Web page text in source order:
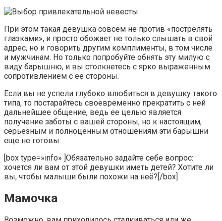
При этом такая девушка совсем не против «пострелять
глазками», и просто обожает не только слышать в свой
адрес, но и говорить другим комплименты, в том числе
и мужчинам. Но только попробуйте обнять эту милую с
виду барышню, и вы столкнетесь с ярко выраженным
сопротивлением с ее стороны.
Если вы не успели глубоко влюбиться в девушку такого
типа, то постарайтесь своевременно прекратить с ней
дальнейшее общение, ведь ее целью является
получение заботы с вашей стороны, но к настоящим,
серьезным и полноценным отношениям эти барышни
еще не готовы.
[box type=»info» ]Обязательно задайте себе вопрос:
хочется ли вам от этой девушки иметь детей? Хотите ли
вы, чтобы малыши были похожи на неё?[/box]
Мамочка